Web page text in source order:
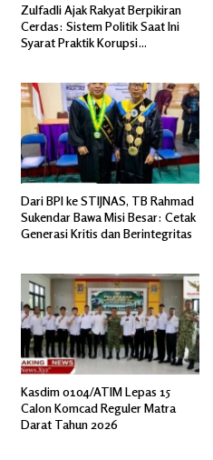
Zulfadli Ajak Rakyat Berpikiran
Cerdas: Sistem Politik Saat Ini
Syarat Praktik Korupsi
Dari BPI ke STIJNAS, TB Rahmad
Sukendar Bawa Misi Besar: Cetak
Generasi Kritis dan Berintegritas
Kasdim 0104/ATIM Lepas 15
Calon Komcad Reguler Matra
Darat Tahun 2026